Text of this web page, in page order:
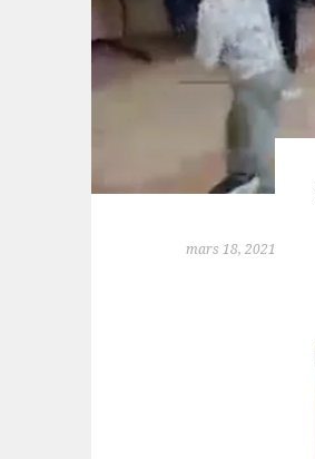
mars 18, 2021